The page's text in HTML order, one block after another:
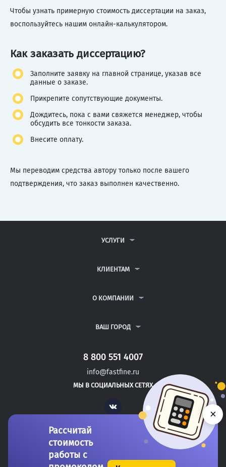
Чтобы узнать примерную стоимость диссертации на заказ,
воспользуйтесь нашим онлайн-калькулятором.
Как заказать диссертацию?
Заполните заявку на главной странице, указав все
данные о заказе.
Прикрепите сопутствующие документы.
Дождитесь, пока с вами свяжется менеджер, чтобы
обсудить все тонкости заказа.
Внесите оплату.
Мы переводим средства автору только после вашего
подтверждения, что заказ выполнен качественно.
УСЛУГИ
ДИПЛОМНЫЕ РАБОТЫ
РЕФЕРАТЫ
КЛИЕНТАМ
ВОПРОСЫ И ОТВЕТЫ
ПОЛИТИКА КОНФИДЕНЦИАЛЬНОСТИ
О КОМПАНИИ
КОНТАКТЫ
ВАШ ГОРОД
САНКТ-ПЕТЕРБУРГ
НОВОТРОИЦК
ИВАНГОРОД
8 800 551 4007
info@fastfine.ru
МЫ В СОЦИАЛЬНЫХ СЕТЯХ
Vk
Рассчитай
стоимость
работы с
×